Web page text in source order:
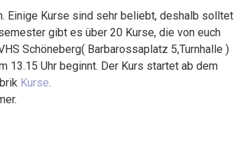
Einige Kurse sind sehr beliebt, deshalb solltet
gibt es über 20 Kurse, die von euch
Schöneberg( Barbarossaplatz 5,Turnhalle )
13.15 Uhr beginnt. Der Kurs startet ab dem
Kurse.